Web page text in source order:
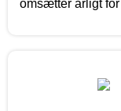
omsætter årligt